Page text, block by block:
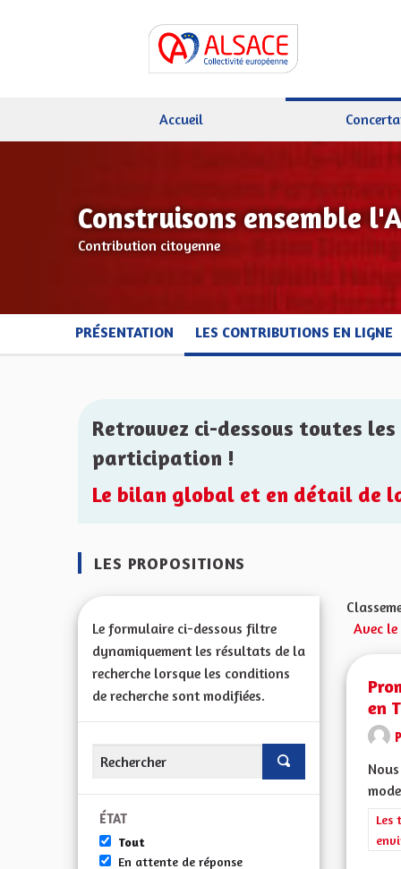
Accueil
Construisons ensemble
Contribution citoyenne
PRÉSENTATION LES CONTRIBUTIONS EN LIGNE
Retrouvez ci-dessous toutes
participation !
Le bilan global et en détail de
LES PROPOSITIONS
Le formulaire ci-dessous filtre
dynamiquement les résultats de la
recherche lorsque les conditions
de recherche sont modifiées.
ÉTAT
Tout
En attente de réponse
Avec
en
Les